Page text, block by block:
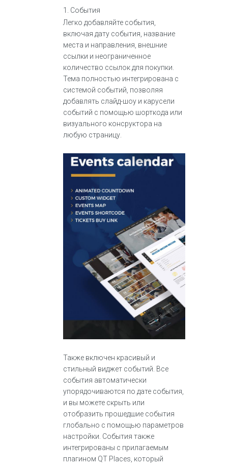
1. События
Легко добавляйте события,
включая дату события, название
места и направления, внешние
ссылки и неограниченное
количество ссылок для покупки.
Тема полностью интегрирована с
системой событий, позволяя
добавлять слайд-шоу и карусели
событий с помощью шорткода или
визуального консруктора на
любую страницу.
Также включен красивый и
стильный виджет событий. Все
события автоматически
упорядочиваются по дате события,
и вы можете скрыть или
отобразить прошедшие события
глобально с помощью параметров
настройки. События также
интегрированы с прилагаемым
плагином QT Places, который